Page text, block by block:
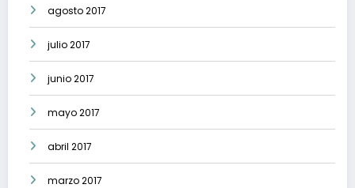
agosto 2017
julio 2017
junio 2017
mayo 2017
abril 2017
marzo 2017